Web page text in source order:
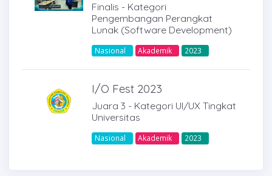
Finalis - Kategori
Pengembangan Perangkat
Lunak (Software Development)
Nasional Akademik 2023
I/O Fest 2023
Juara 3 - Kategori UI/UX Tingkat
Universitas
Nasional Akademik 2023